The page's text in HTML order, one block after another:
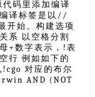
码里添加编译
译标签是以//
开始。构建选项
系 以空格分割
+数字表示，!表
行 例如如下的
对应的布尔
AND (NOT